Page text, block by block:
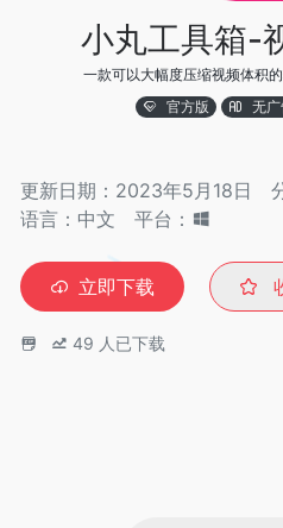
小丸工具箱-
一款可以大幅度压缩视频体积
官方版
无
更新日期：2023年5月18日
语言：中文
平台：
立即下载
49 人已下载